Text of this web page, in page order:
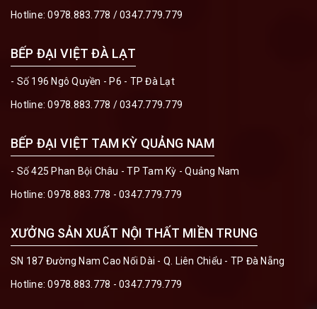
Hotline:0978.883.778 /0347.779.779
BẾP ĐẠI VIỆT ĐÀ LẠT
- Số 196 Ngô Quyền - P6 - TP Đà Lạt
Hotline:0978.883.778 /0347.779.779
BẾP ĐẠI VIỆT TAM KỲ QUẢNG NAM
- Số 425 Phan Bội Châu - TP Tam Kỳ - Quảng Nam
Hotline:0978.883.778 - 0347.779.779
XƯỞNG SẢN XUẤT NỘI THẤT MIỀN TRUNG
SN 187 Đường Nam Cao Nối Dài - Q. Liên Chiểu - TP Đà Nẵng
Hotline:0978.883.778 - 0347.779.779